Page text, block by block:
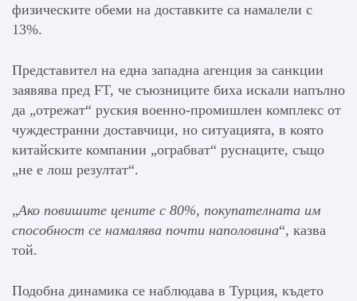
физическите обеми на доставките са намалели с
13%.
Представител на една западна агенция за санкции
заявява пред FT, че съюзниците биха искали напълно
да „отрежат“ руския военно-промишлен комплекс от
чуждестранни доставчици, но ситуацията, в която
китайските компании „ограбват“ руснаците, също
„не е лош резултат“.
„Ако повишите цените с 80%, покупателната им
способност се намалява почти наполовина“, казва
той.
Подобна динамика се наблюдава в Турция, където